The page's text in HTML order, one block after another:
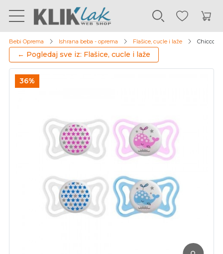
Bebi Oprema Ishrana beba - oprema Flašice, cucle i laže Chicco
← Pogledaj sve iz: Flašice, cucle i laže
36%